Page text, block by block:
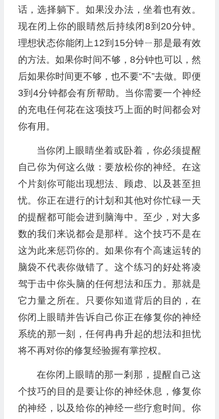
话，选择躺下。如果没办法，坐着也有效。
现在闭上你的眼睛然后持续闭8到20分钟。
理想状态你能闭上12到15分钟ㄧ那是最有效
的方法。如果你时间不够，8分钟也可以，然
后如果你时间更不够，也不要“不”去做。即便
3到4分钟都会有所帮助。当你需要一个神经
的充电任何花在这项技巧上面的时间都会对
你有用。
当你闭上眼睛坐着或卧着，你必须提醒
自己你为何这么做：要放松你的神经。在这
个片刻你可能出现想法、顾虑、以及甚至担
忧。你正在进行的计划和其他对你忙碌一天
的提醒都可能会进到脑海中。至少，对大多
数的我们来说都会是那样。这个技巧不是在
这为此来惩罚你的。如果你有个高速运转的
脑袋不代表你做错了。这个练习的好处将凌
驾于击中你头脑的任何想法和压力。那就是
它力量之所在。只要你知道背后的目的，在
你闭上眼睛并告诉自己你正在修复你的神经
系统的那一刻，任何冉冉升起的想法和担忧
将不再对你的修复经验握有掌控权。
在你闭上眼睛的那一剎那，提醒自己这
个技巧的目的是要让你的神经休息，修复你
的神经，以及给你的神经一些疗愈时间。你